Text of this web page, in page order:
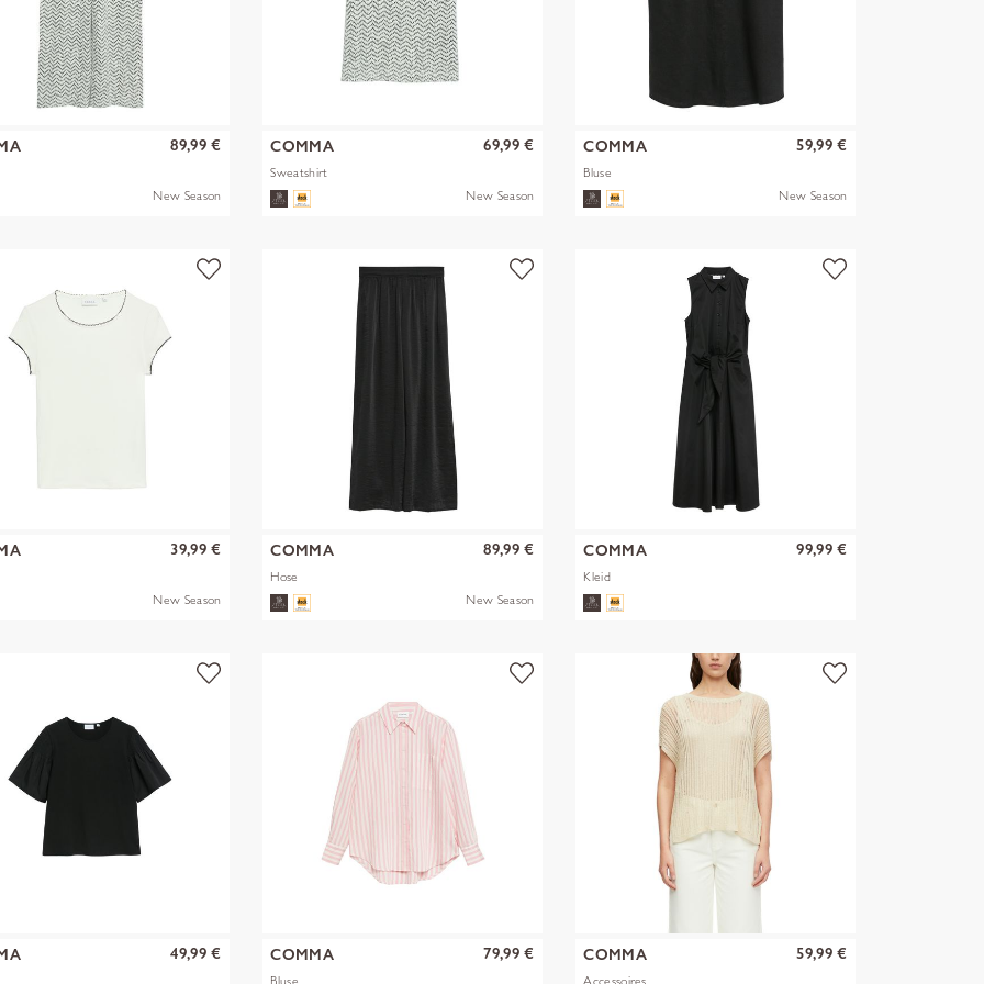
89,99 €
New Season
COMMA
Sweatshirt
69,99 €
New Season
COMMA
Bluse
59,99 €
New Season
39,99 €
New Season
COMMA
Hose
89,99 €
New Season
COMMA
Kleid
99,99 €
49,99 € COMMA
Bluse
79,99 € COMMA
Accessoires
59,99 €